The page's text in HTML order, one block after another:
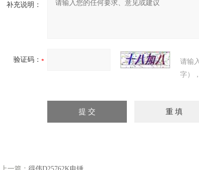
补充说明：
验证码：
请输
字）